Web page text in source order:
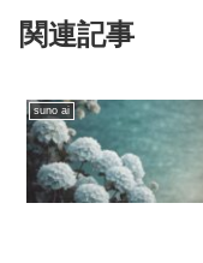
関連記事
suno ai